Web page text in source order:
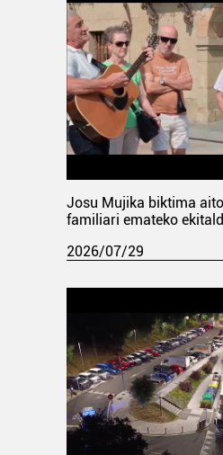
Josu Mujika biktima
familiari emateko
2026/07/29